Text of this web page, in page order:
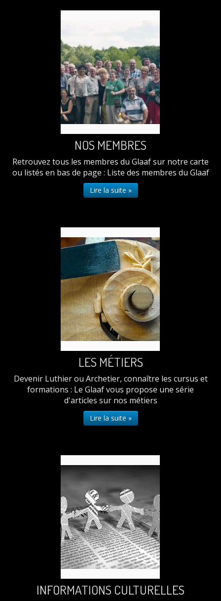
NOS MEMBRES
Retrouvez tous les membres du Glaaf sur notre carte
ou listés en bas de page : Liste des membres du Glaaf
Lire la suite »
LES MÉTIERS
Devenir Luthier ou Archetier, connaître les cursus et
formations : Le Glaaf vous propose une série
d'articles sur nos métiers
Lire la suite »
INFORMATIONS CULTURELLES